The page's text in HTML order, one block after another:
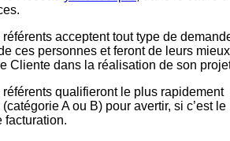
acceptent tout type de
ces personnes et feront de leurs mieux
Cliente dans la réalisation de son
référents qualifieront le plus rapidement
A ou B) pour avertir, si c’est le
facturation.